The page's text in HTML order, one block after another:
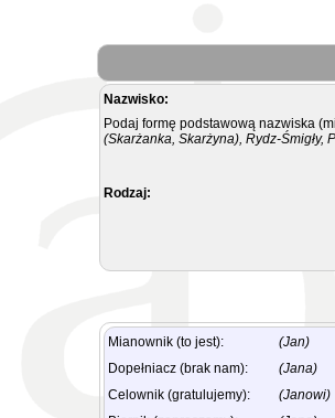
Nazwisko:
Podaj formę podstawową nazwiska
(Skarżanka, Skarżyna), Rydz-Śmigły,
Rodzaj:
Mianownik (to jest): (Jan)
Dopełniacz (brak nam):
(Jana)
Celownik (gratulujemy):
(Janowi)